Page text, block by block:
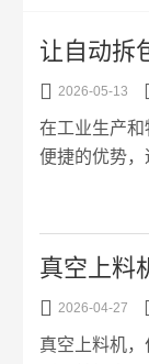
 2026-05-13
在工业生产和
便捷的优势
 2026-04-27
真空上料机